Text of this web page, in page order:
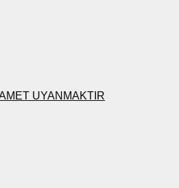
UYANMAKTIR